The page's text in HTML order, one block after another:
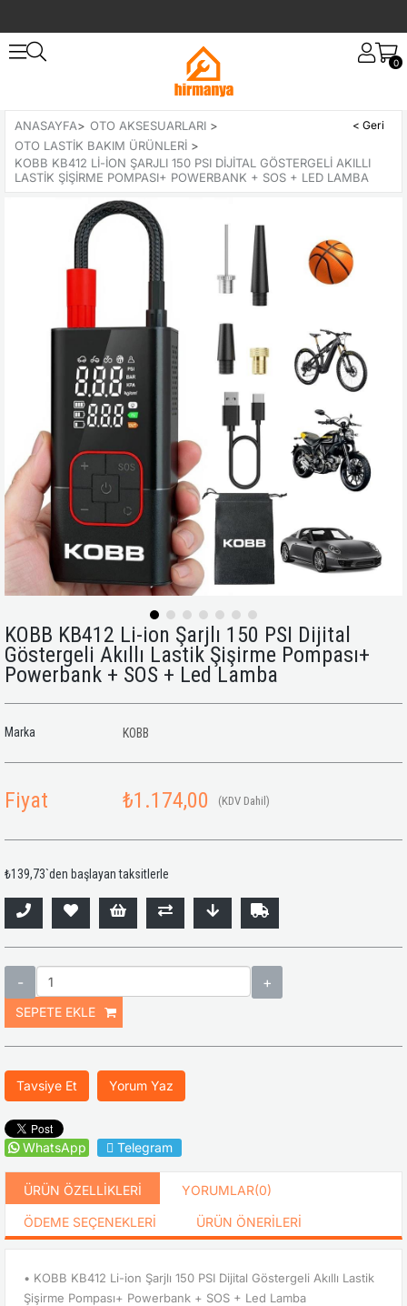
0
ANASAYFA> OTO AKSESUARLARI >
OTO LASTIK BAKIM ÜRÜNLERI >
KOBB KB412 LI-ION ŞARJLI 150 PSI DIJITAL GÖSTERGELI AKILLI
LASTIK ŞIŞIRME POMPASI+ POWERBANK + SOS + LED LAMBA
KOBB KB412 Li-ion Şarjlı 150 PSI Dijital
Göstergeli Akıllı Lastik Şişirme Pompası+
Powerbank + SOS + Led Lamba
Marka KOBB
Fiyat ₺1.174,00 (KDV Dahil)
₺139,73`den başlayan taksitlerle
Tavsiye Et Yorum Yaz
WhatsApp Telegram
ÜRÜN ÖZELLIKLERI YORUMLAR(0)
ÖDEME SEÇENEKLERI ÜRÜN ÖNERILERI
• KOBB KB412 Li-ion Şarjlı 150 PSI Dijital Göstergeli Akıllı Lastik
Şişirme Pompası+ Powerbank + SOS + Led Lamba